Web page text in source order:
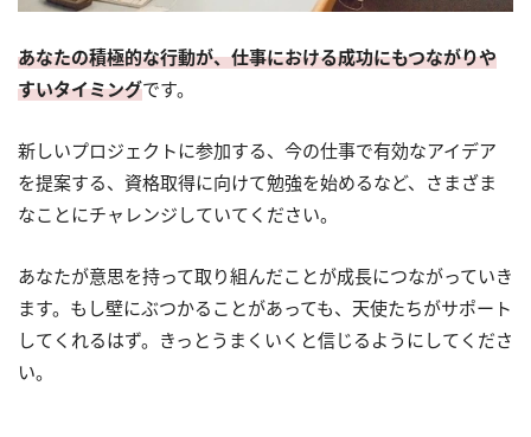
あなたの積極的な行動が、仕事における成功にもつながりや
すいタイミングです。
新しいプロジェクトに参加する、今の仕事で有効なアイデア
を提案する、資格取得に向けて勉強を始めるなど、さまざま
なことにチャレンジしていてください。
あなたが意思を持って取り組んだことが成長につながっていき
ます。もし壁にぶつかることがあっても、天使たちがサポート
してくれるはず。きっとうまくいくと信じるようにしてくださ
い。